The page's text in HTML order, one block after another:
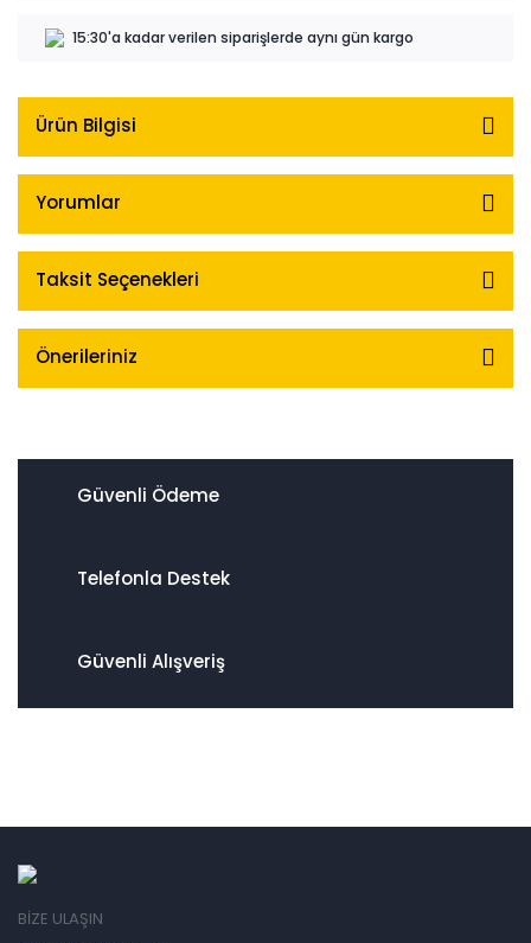
15:30'a kadar verilen siparişlerde aynı gün kargo
Ürün Bilgisi
Yorumlar
Taksit Seçenekleri
Önerileriniz
Güvenli Ödeme
Telefonla Destek
Güvenli Alışveriş
BİZE ULAŞIN